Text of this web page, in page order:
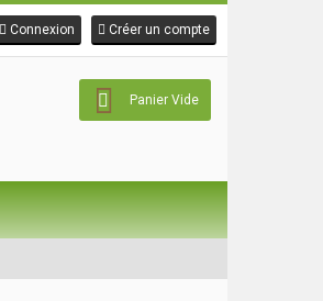
Connexion Créer un compte
Panier Vide